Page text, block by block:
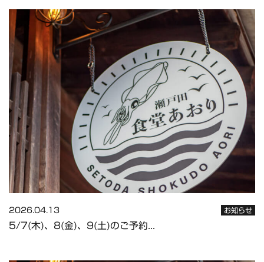
2026.04.13 お知らせ
5/7(木)、8(金)、9(土)のご予約...